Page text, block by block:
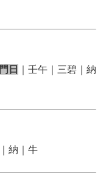
日
｜壬午｜三碧｜納
納｜牛